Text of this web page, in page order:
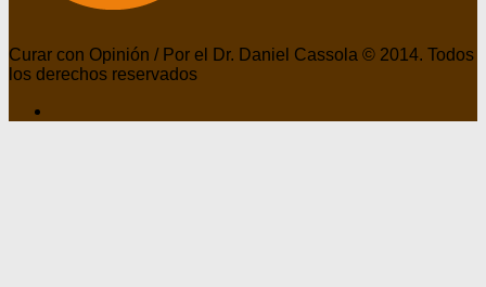
Curar con Opinión / Por el Dr. Daniel Cassola © 2014. Todos
los derechos reservados